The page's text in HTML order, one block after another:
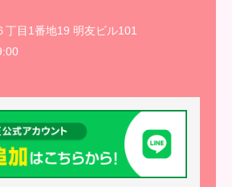
丁目1番地19 明友ビル101